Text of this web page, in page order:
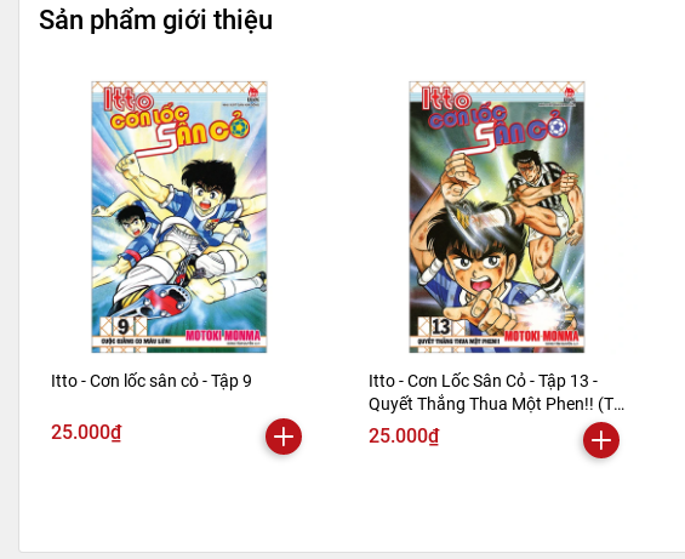
Sản phẩm giới thiệu
Itto - Cơn lốc sân cỏ - Tập 9
25.000₫
Itto - Cơn Lốc Sân Cỏ - Tập 13 -
Quyết Thắng Thua Một Phen!! (Tái
Bản 2024)
25.000₫